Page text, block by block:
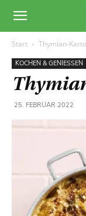
Start Thymian-
KOCHEN & GENIESSEN
25. FEBRUAR 2022